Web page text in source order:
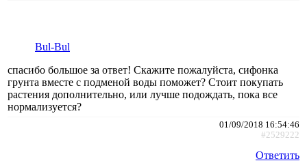
Bul-Bul
спасибо большое за ответ! Скажите пожалуйста, сифонка
грунта вместе с подменой воды поможет? Стоит покупать
растения дополнительно, или лучше подождать, пока все
нормализуется?
01/09/2018 16:54:46
#2529222
Ответить